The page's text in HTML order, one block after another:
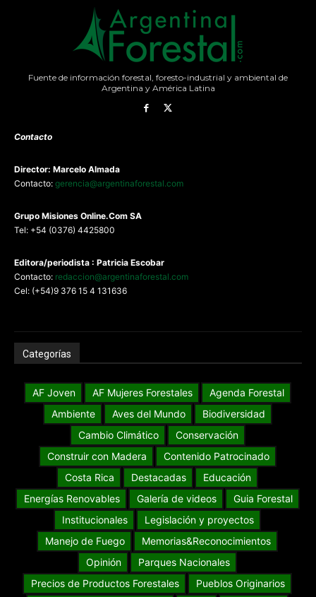
Fuente de información forestal, foresto-industrial y ambiental de
Argentina y América Latina
Contacto
Director: Marcelo Almada
Contacto: gerencia@argentinaforestal.com
Grupo Misiones Online.Com SA
Tel: +54 (0376) 4425800
Editora/periodista : Patricia Escobar
Contacto: redaccion@argentinaforestal.com
Cel: (+54)9 376 15 4 131636
Categorías
AF Joven AF Mujeres Forestales
Agenda Forestal
Ambiente
Aves del Mundo
Biodiversidad
Cambio Climático
Conservación
Construir con Madera
Contenido Patrocinado
Costa Rica
Destacadas
Educación
Energías Renovables
Galería de videos
Guia Forestal
Institucionales
Legislación y proyectos
Manejo de Fuego
Memorias&Reconocimientos
Opinión
Parques Nacionales
Precios de Productos Forestales
Pueblos Originarios